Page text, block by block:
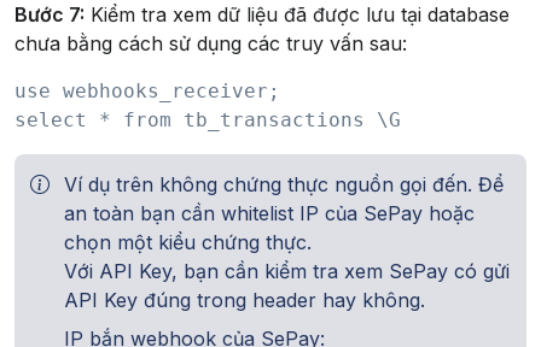
Bước 7: Kiểm tra xem dữ liệu đã được lưu tại database
chưa bằng cách sử dụng các truy vấn sau:
use webhooks_receiver;
Ví dụ trên không chứng thực nguồn gọi đến. Để
an toàn bạn cần whitelist IP của SePay hoặc
chọn một kiểu chứng thực.
Với API Key, bạn cần kiểm tra xem SePay có gửi
API Key đúng trong header hay không.
IP bắn webhook của SePay: